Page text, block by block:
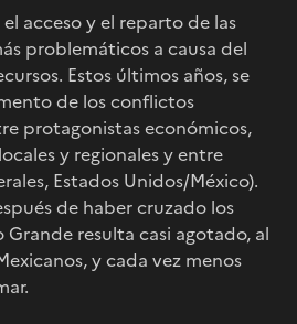
acceso y el reparto de las
problemáticos a causa del
Estos últimos años, se
de los conflictos
protagonistas económicos,
y regionales y entre
Estados Unidos/México).
de haber cruzado los
Grande resulta casi agotado, al
y cada vez menos